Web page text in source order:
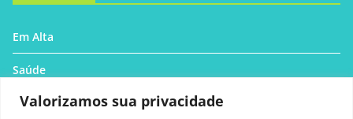
Valorizamos sua privacidade
Em Alta
Saúde
Bem-estar